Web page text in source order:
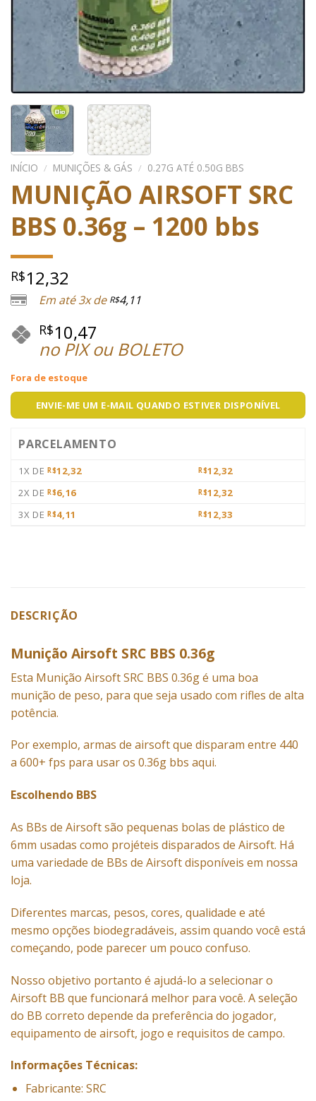
INÍCIO / MUNIÇÕES & GÁS / 0.27G ATÉ 0.50G BBS
MUNIÇÃO AIRSOFT SRC
BBS 0.36g – 1200 bbs
R$12,32
Em até 3x de R$4,11
R$10,47
no PIX ou BOLETO
Fora de estoque
ENVIE-ME UM E-MAIL QUANDO ESTIVER DISPONÍVEL
PARCELAMENTO
1X DE R$12,32 R$12,32
2X DE R$6,16 R$12,32
3X DE R$4,11 R$12,33
DESCRIÇÃO
Munição Airsoft SRC BBS 0.36g
Esta Munição Airsoft SRC BBS 0.36g é uma boa
munição de peso, para que seja usado com rifles de alta
potência.
Por exemplo, armas de airsoft que disparam entre 440
a 600+ fps para usar os 0.36g bbs aqui.
Escolhendo BBS
As BBs de Airsoft são pequenas bolas de plástico de
6mm usadas como projéteis disparados de Airsoft. Há
uma variedade de BBs de Airsoft disponíveis em nossa
loja.
Diferentes marcas, pesos, cores, qualidade e até
mesmo opções biodegradáveis, assim quando você está
começando, pode parecer um pouco confuso.
Nosso objetivo portanto é ajudá-lo a selecionar o
Airsoft BB que funcionará melhor para você. A seleção
do BB correto depende da preferência do jogador,
equipamento de airsoft, jogo e requisitos de campo.
Informações Técnicas:
Fabricante: SRC